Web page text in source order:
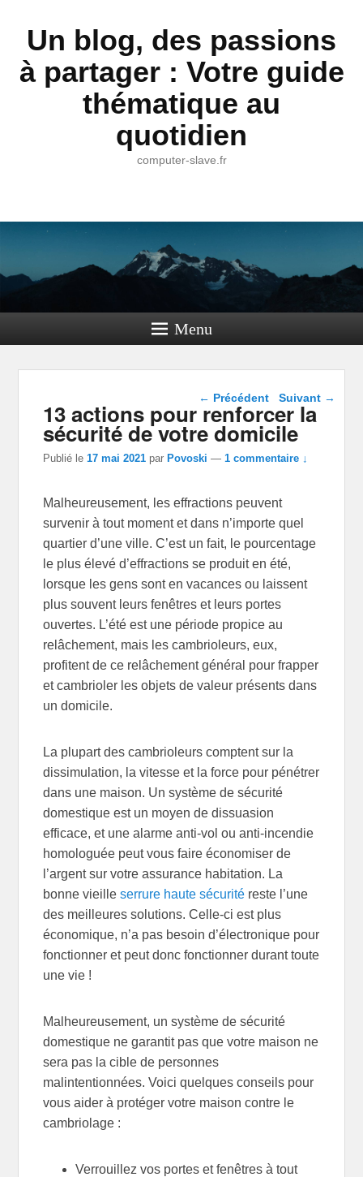
Un blog, des passions
à partager : Votre guide
thématique au
quotidien
computer-slave.fr
Menu
Navigation dans les
articles
← Précédent Suivant →
13 actions pour renforcer la
sécurité de votre domicile
Publié le17 mai 2021 parPovoski —1 commentaire ↓
Malheureusement, les effractions peuvent
survenir à tout moment et dans n’importe quel
quartier d’une ville. C’est un fait, le pourcentage
le plus élevé d’effractions se produit en été,
lorsque les gens sont en vacances ou laissent
plus souvent leurs fenêtres et leurs portes
ouvertes. L’été est une période propice au
relâchement, mais les cambrioleurs, eux,
profitent de ce relâchement général pour frapper
et cambrioler les objets de valeur présents dans
un domicile.
La plupart des cambrioleurs comptent sur la
dissimulation, la vitesse et la force pour pénétrer
dans une maison. Un système de sécurité
domestique est un moyen de dissuasion
efficace, et une alarme anti-vol ou anti-incendie
homologuée peut vous faire économiser de
l’argent sur votre assurance habitation. La
bonne vieilleserrure haute sécurité reste l’une
des meilleures solutions. Celle-ci est plus
économique, n’a pas besoin d’électronique pour
fonctionner et peut donc fonctionner durant toute
une vie !
Malheureusement, un système de sécurité
domestique ne garantit pas que votre maison ne
sera pas la cible de personnes
malintentionnées. Voici quelques conseils pour
vous aider à protéger votre maison contre le
cambriolage :
Verrouillez vos portes et fenêtres à tout